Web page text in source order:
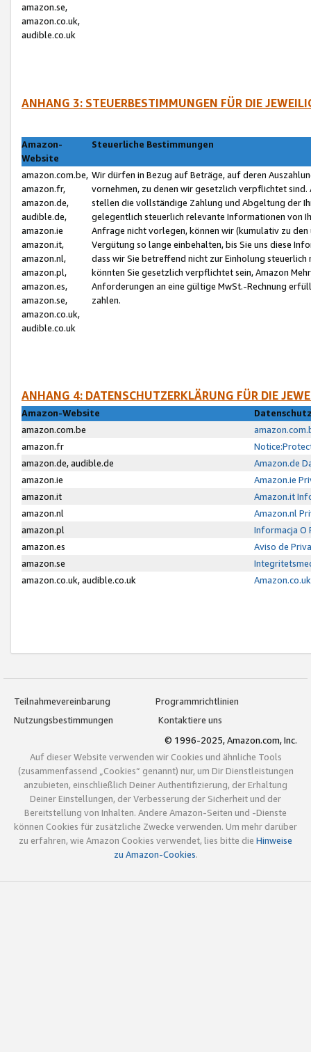
amazon.se,
amazon.co.uk,
audible.co.uk
ANHANG 3: STEUERBESTIMMUNGEN FÜR DIE
Amazon-
Website
Steuerliche Bestimmungen
amazon.com.be,
amazon.fr,
amazon.de,
audible.de,
amazon.ie
amazon.it,
amazon.nl,
amazon.pl,
amazon.es,
amazon.se,
amazon.co.uk,
audible.co.uk
Wir dürfen in Bezug auf Beträge, auf deren
vornehmen, zu denen wir gesetzlich verpflichtet
stellen die vollständige Zahlung und Abgeltung der
gelegentlich steuerlich relevante Informationen von
Anfrage nicht vorlegen, können wir (kumulativ zu
Vergütung so lange einbehalten, bis Sie uns diese
dass wir Sie betreffend nicht zur Einholung
könnten Sie gesetzlich verpflichtet sein, Amazon
Anforderungen an eine gültige MwSt.-Rechnung
zahlen.
ANHANG 4: DATENSCHUTZERKLÄRUNG FÜR DIE
Amazon-Website
amazon.com.be
amazon.fr
amazon.de, audible.de
Amazon.de
amazon.ie
Amazon.ie
amazon.it
Amazon.it
amazon.nl
Amazon.nl
amazon.pl
Informacja O
amazon.es
Aviso de
amazon.se
amazon.co.uk, audible.co.uk
Teilnahmevereinbarung
Programmrichtlinien
Nutzungsbestimmungen
Kontaktiere uns
© 1996-2025, Amazon.com, Inc.
Auf dieser Website verwenden wir Cookies und ähnliche Tools
(zusammenfassend „Cookies“ genannt) nur, um Dir Dienstleistungen
anzubieten, einschließlich Deiner Authentifizierung, der Erhaltung
Deiner Einstellungen, der Verbesserung der Sicherheit und der
Bereitstellung von Inhalten. Andere Amazon-Seiten und -Dienste
können Cookies für zusätzliche Zwecke verwenden. Um mehr darüber
zu erfahren, wie Amazon Cookies verwendet, lies bitte die Hinweise
zu Amazon-Cookies.